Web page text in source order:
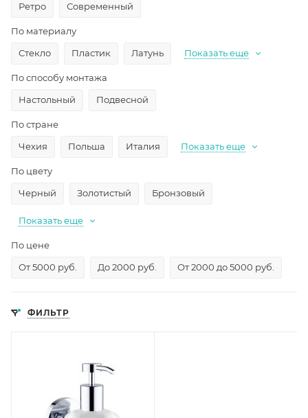
Ретро
Современный
По материалу
Стекло
Пластик Латунь Показать еще
По способу монтажа
Настольный
Подвесной
По стране
Чехия
Польша Италия Показать еще
По цвету
Черный
Золотистый Бронзовый
Показать еще
По цене
От 5000 руб.
До 2000 руб. От 2000 до 5000 руб.
ФИЛЬТР